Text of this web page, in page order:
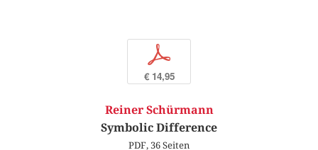
p
€ 14,95
Reiner Schürmann
Symbolic Difference
PDF, 36 Seiten